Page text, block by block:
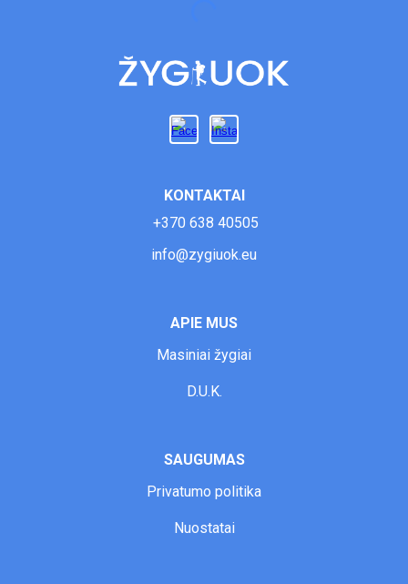
KONTAKTAI
+370 638 40505
info@zygiuok.eu
APIE MUS
Masiniai žygiai
D.U.K.
SAUGUMAS
Privatumo politika
Nuostatai